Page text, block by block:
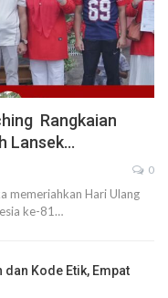
Rangkaian
Lansek…
0
memeriahkan Hari Ulang
ke-81…
Kode Etik, Empat